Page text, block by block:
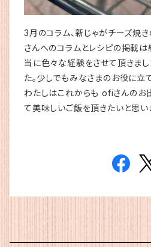
3月のコラム、新じゃがチーズ焼
さんへのコラムとレシピの掲載は
当に色々な経験をさせて頂きまし
た。少しでもみなさまのお役に立
わたしはこれからも ofiさんのお
て美味しいご飯を頂きたいと思